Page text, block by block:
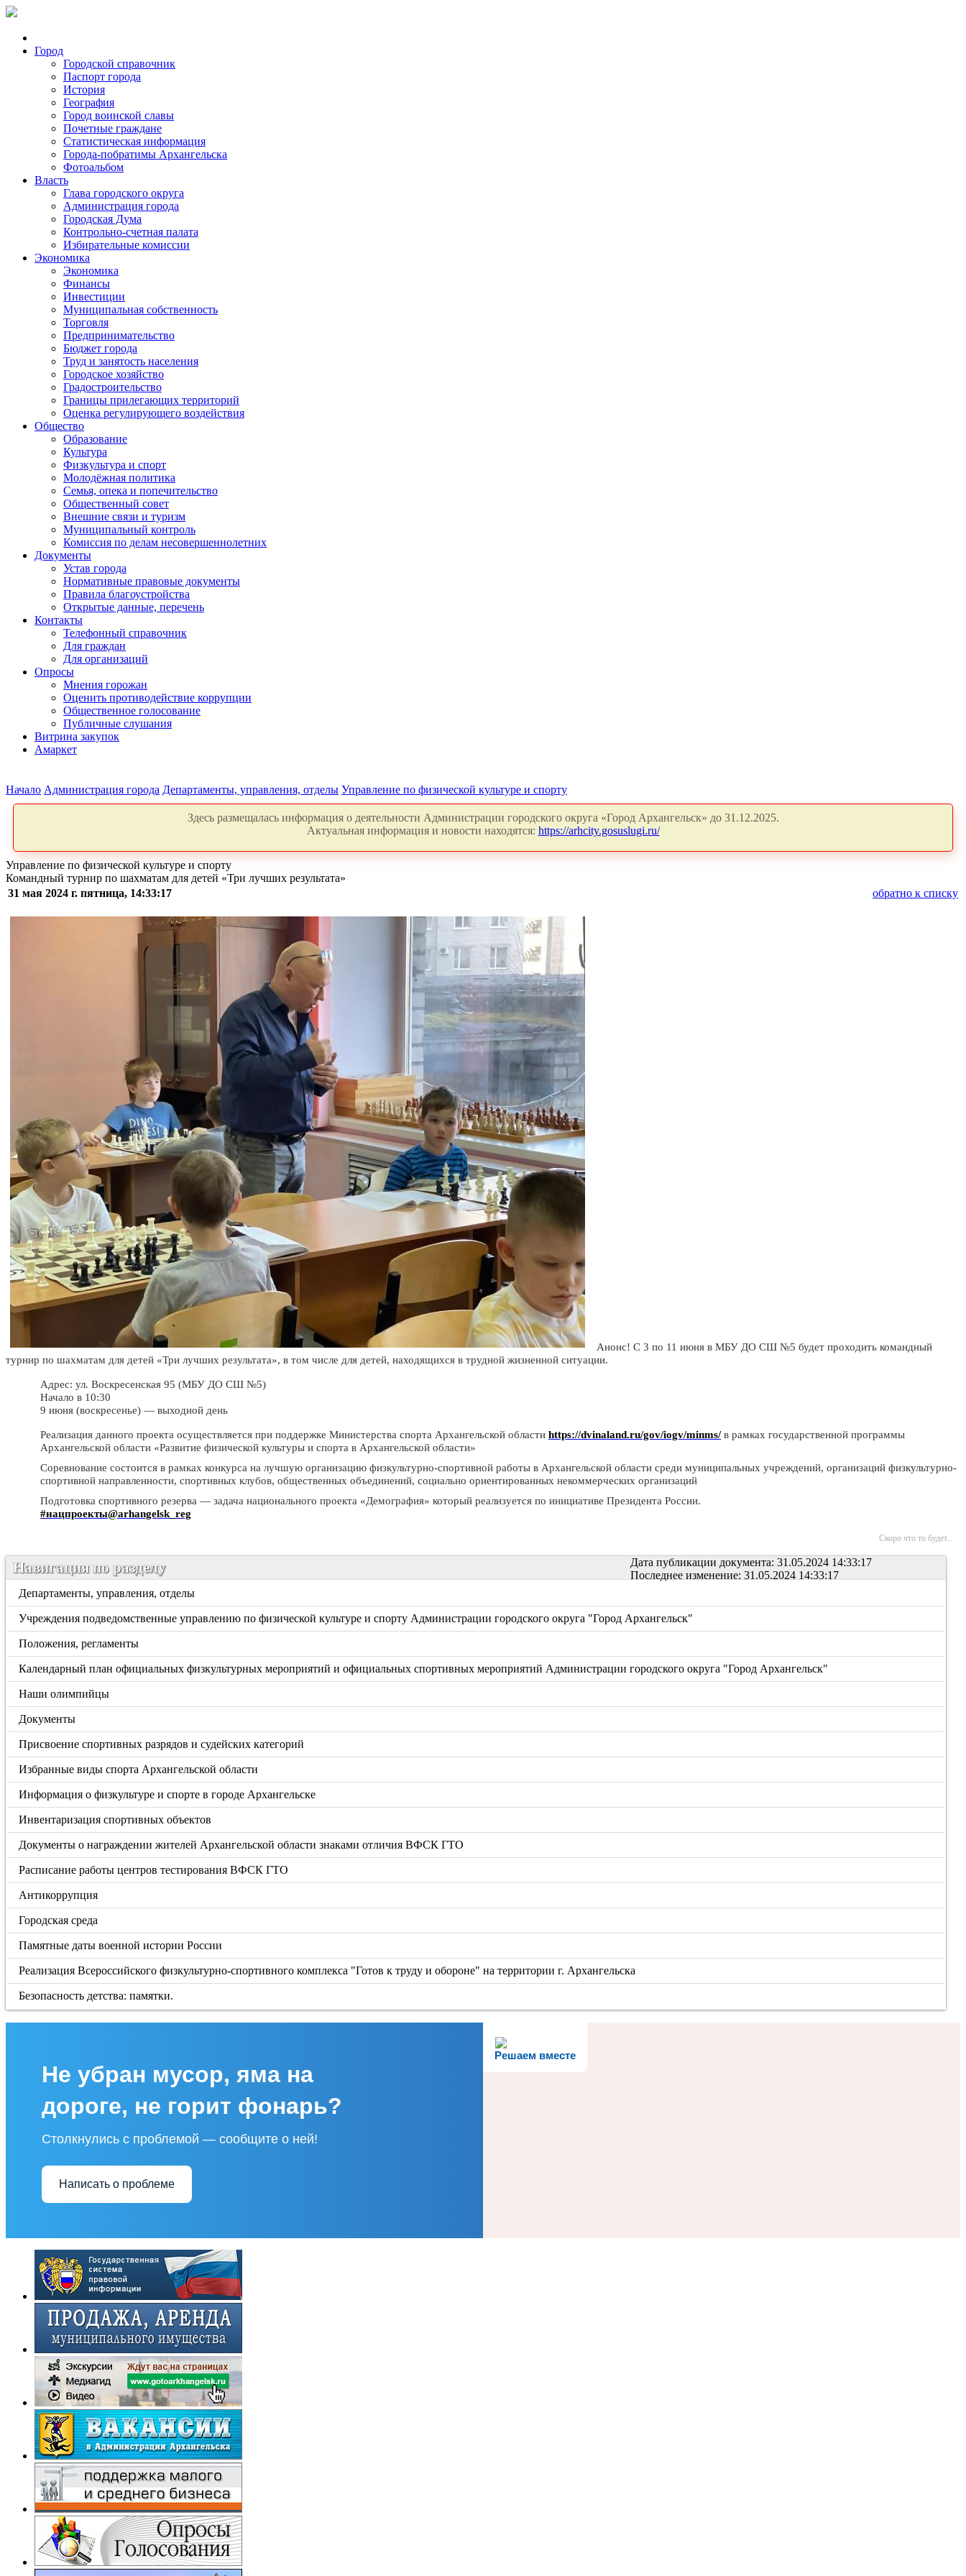
Город
Городской справочник
Паспорт города
История
География
Город воинской славы
Почетные граждане
Статистическая информация
Города-побратимы Архангельска
Фотоальбом
Власть
Глава городского округа
Администрация города
Городская Дума
Контрольно-счетная палата
Избирательные комиссии
Экономика
Экономика
Финансы
Инвестиции
Муниципальная собственность
Торговля
Предпринимательство
Бюджет города
Труд и занятость населения
Городское хозяйство
Градостроительство
Границы прилегающих территорий
Оценка регулирующего воздействия
Общество
Образование
Культура
Физкультура и спорт
Молодёжная политика
Семья, опека и попечительство
Общественный совет
Внешние связи и туризм
Муниципальный контроль
Комиссия по делам несовершеннолетних
Документы
Устав города
Нормативные правовые документы
Правила благоустройства
Открытые данные, перечень
Контакты
Телефонный справочник
Для граждан
Для организаций
Опросы
Мнения горожан
Оценить противодействие коррупции
Общественное голосование
Публичные слушания
Витрина закупок
Амаркет
Начало Администрация города Департаменты, управления, отделы Управление по физической культуре и спорту
Здесь размещалась информация о деятельности Администрации городского округа «Город Архангельск» до 31.12.2025.
Актуальная информация и новости находятся: https://arhcity.gosuslugi.ru/
Управление по физической культуре и спорту
Командный турнир по шахматам для детей «Три лучших результата»
31 мая 2024 г. пятница, 14:33:17
обратно к списку
Анонс! С 3 по 11 июня в МБУ ДО СШ №5 будет проходить командный
турнир по шахматам для детей «Три лучших результата», в том числе для детей, находящихся в трудной жизненной ситуации.
Адрес: ул. Воскресенская 95 (МБУ ДО СШ №5)
Начало в 10:30
9 июня (воскресенье) — выходной день
Реализация данного проекта осуществляется при поддержке Министерства спорта Архангельской области https://dvinaland.ru/gov/iogv/minms/в рамках государственной программы
Архангельской области «Развитие физической культуры и спорта в Архангельской области»
Соревнование состоится в рамках конкурса на лучшую организацию физкультурно-спортивной работы в Архангельской области среди муниципальных учреждений, организаций физкультурно-
спортивной направленности, спортивных клубов, общественных объединений, социально ориентированных некоммерческих организаций
Подготовка спортивного резерва — задача национального проекта «Демография» который реализуется по инициативе Президента России.
#нацпроекты@arhangelsk_reg
Скоро что то будет...
Дата публикации документа: 31.05.2024 14:33:17
Последнее изменение: 31.05.2024 14:33:17
Навигация по разделу
Департаменты, управления, отделы
Учреждения подведомственные управлению по физической культуре и спорту Администрации городского округа "Город Архангельск"
Положения, регламенты
Календарный план официальных физкультурных мероприятий и официальных спортивных мероприятий Администрации городского округа "Город Архангельск"
Наши олимпийцы
Документы
Присвоение спортивных разрядов и судейских категорий
Избранные виды спорта Архангельской области
Информация о физкультуре и спорте в городе Архангельске
Инвентаризация спортивных объектов
Документы о награждении жителей Архангельской области знаками отличия ВФСК ГТО
Расписание работы центров тестирования ВФСК ГТО
Антикоррупция
Городская среда
Памятные даты военной истории России
Реализация Всероссийского физкультурно-спортивного комплекса "Готов к труду и обороне" на территории г. Архангельска
Безопасность детства: памятки.
Решаем вместе
Не убран мусор, яма на
дороге, не горит фонарь?
Столкнулись с проблемой — сообщите о ней!
Написать о проблеме